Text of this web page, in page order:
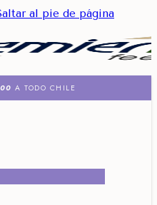
al pie de página
A TODO CHILE